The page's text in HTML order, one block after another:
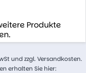
Produkte
und zzgl. Versandkosten.
erhalten Sie hier: